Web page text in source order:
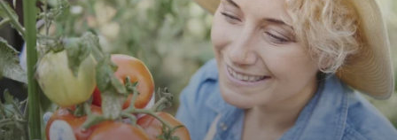
Культура
Недвижимость и ЖКХ
Образование
Общество
Погода